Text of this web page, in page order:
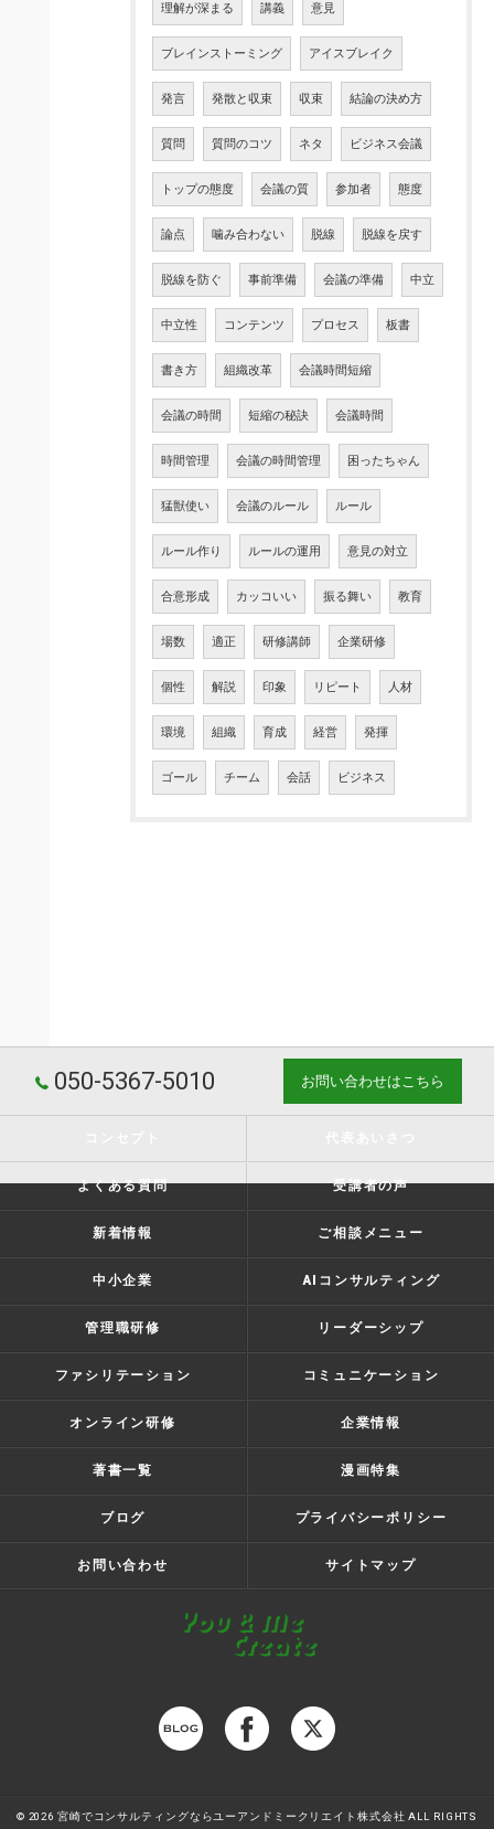
理解が深まる 講義 意見
ブレインストーミング アイスブレイク
発言 発散と収束 収束 結論の決め方
質問 質問のコツ ネタ ビジネス会議
トップの態度 会議の質 参加者 態度
論点 噛み合わない 脱線 脱線を戻す
脱線を防ぐ 事前準備 会議の準備 中立
中立性 コンテンツ プロセス 板書
書き方 組織改革 会議時間短縮
会議の時間 短縮の秘訣 会議時間
時間管理 会議の時間管理 困ったちゃん
猛獣使い 会議のルール ルール
ルール作り ルールの運用 意見の対立
合意形成 カッコいい 振る舞い 教育
場数 適正 研修講師 企業研修
個性 解説 印象 リピート 人材
環境 組織 育成 経営 発揮
ゴール チーム 会話 ビジネス
050-5367-5010 お問い合わせはこちら
よくある質問 受講者の声
新着情報 ご相談メニュー
中小企業 AIコンサルティング
管理職研修 リーダーシップ
ファシリテーション コミュニケーション
オンライン研修 企業情報
著書一覧 漫画特集
ブログ プライバシーポリシー
お問い合わせ サイトマップ
© 2026 宮崎でコンサルティングならユーアンドミークリエイト株式会社 ALL RIGHTS